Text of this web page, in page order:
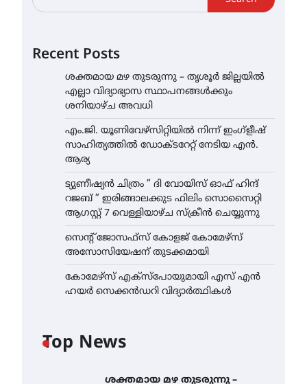
Recent Posts
ശക്തമായ മഴ തുടരുന്നു – തൃശൂർ ജില്ലയിൽ
എല്ലാ വിദ്യാഭ്യാസ സ്ഥാപനങ്ങൾക്കും
ശനിയാഴ്ച അവധി
എം.ജി. യൂണിവേഴ്‌സിറ്റിയിൽ നിന്ന് ഇംഗ്ളീഷ്
സാഹിത്യത്തിൽ ഡോക്ടറേറ്റ് നേടിയ എൻ.
ആര്യ
ട്യുണീഷ്യൻ ചിത്രം ” ദി വോയിസ് ഓഫ് ഹിന്ദ്
റജബ് ” ഇരിങ്ങാലക്കുട ഫിലിം സൊസൈറ്റി
ആഗസ്റ്റ് 7 വെള്ളിയാഴ്ച സ്‌ക്രീൻ ചെയ്യുന്നു
സെന്റ് ജോസഫ്സ് കോളജ് കോമേഴ്‌സ്
അസോസിയേഷന് തുടക്കമായി
കോമേഴ്സ് എക്സ്പോയുമായി എസ് എൻ
ഹയർ സെക്കൻഡറി വിദ്യാർത്ഥികൾ
Top News
ശക്തമായ മഴ തുടരുന്നു –